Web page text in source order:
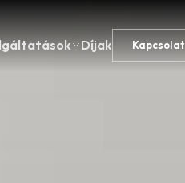
Díjak Kapcsolat